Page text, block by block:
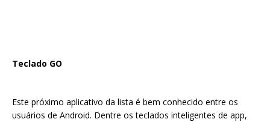
Teclado GO
Este próximo aplicativo da lista é bem conhecido entre os
usuários de Android. Dentre os teclados inteligentes de app,